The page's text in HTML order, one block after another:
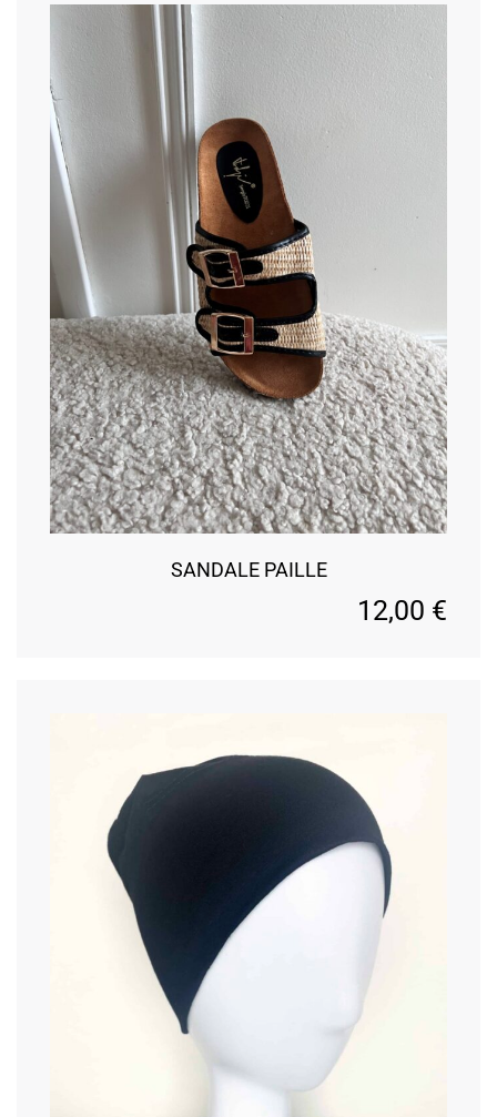
SANDALE PAILLE
12,00 €